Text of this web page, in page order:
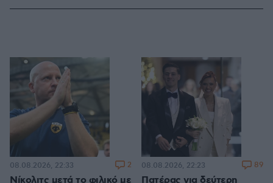
Νίκολιτς μετά το φιλικό με
08.08.2026, 22:33 2
Πατέρας για δεύτερη
08.08.2026, 22:23 89